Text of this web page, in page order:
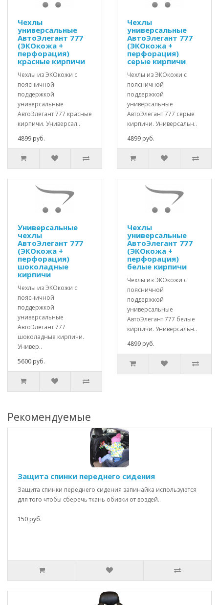
Чехлы
универсальные
АвтоЭлегант 777
(ЭКОкожа +
перфорация)
красные кирпичи
Чехлы из ЭКОкожи с
поясничной
поддержкой
универсальные
АвтоЭлегант 777 красные
кирпичи. Универсал..
4899 руб.
Чехлы
универсальные
АвтоЭлегант 777
(ЭКОкожа +
перфорация)
серые кирпичи
Чехлы из ЭКОкожи с
поясничной
поддержкой
универсальные
АвтоЭлегант 777 серые
кирпичи. Универсальн..
4899 руб.
Универсальные
чехлы
АвтоЭлегант 777
(ЭКОкожа +
перфорация)
шоколадные
кирпичи
Чехлы из ЭКОкожи с
поясничной
поддержкой
универсальные
АвтоЭлегант 777
шоколадные кирпичи.
Универ..
5600 руб.
Чехлы
универсальные
АвтоЭлегант 777
(ЭКОкожа +
перфорация)
белые кирпичи
Чехлы из ЭКОкожи с
поясничной
поддержкой
универсальные
АвтоЭлегант 777 белые
кирпичи. Универсальн..
4899 руб.
Рекомендуемые
Защита спинки переднего сидения
Защита спинки переднего сидения запинайка используются
для того чтобы сберечь ткань обивки от воздей..
150 руб.